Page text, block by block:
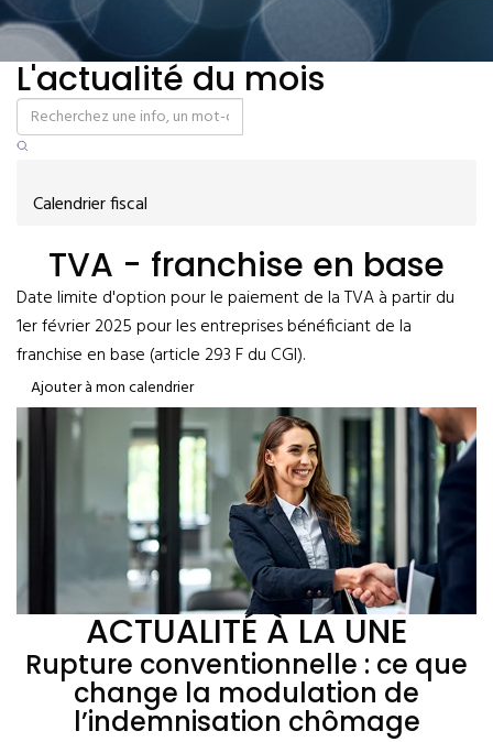
L'actualité du mois
Calendrier fiscal
TVA - franchise en base
Date limite d'option pour le paiement de la TVA à partir du
1er février 2025 pour les entreprises bénéficiant de la
franchise en base (article 293 F du CGI).
Ajouter à mon calendrier
ACTUALITÉ À LA UNE
Rupture conventionnelle : ce que
change la modulation de
l’indemnisation chômage